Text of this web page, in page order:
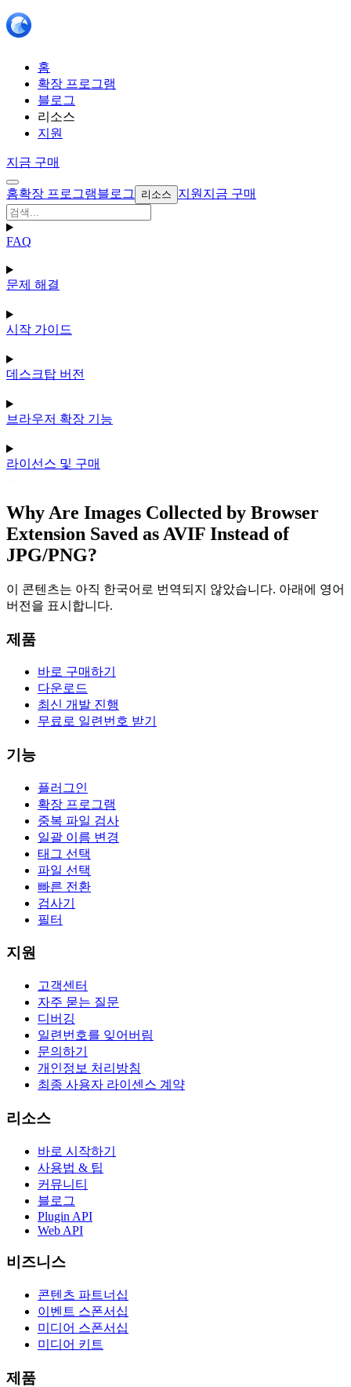
홈
확장 프로그램
블로그
리소스
지원
지금 구매
홈확장 프로그램블로그 리소스 지원 지금 구매
FAQ
문제 해결
시작 가이드
데스크탑 버전
브라우저 확장 기능
라이선스 및 구매
Why Are Images Collected by Browser
Extension Saved as AVIF Instead of
JPG/PNG?
이 콘텐츠는 아직 한국어로 번역되지 않았습니다. 아래에 영어
버전을 표시합니다.
제품
바로 구매하기
다운로드
최신 개발 진행
무료로 일련번호 받기
기능
플러그인
확장 프로그램
중복 파일 검사
일괄 이름 변경
태그 선택
파일 선택
빠른 전환
검사기
필터
지원
고객센터
자주 묻는 질문
디버깅
일련번호를 잊어버림
문의하기
개인정보 처리방침
최종 사용자 라이센스 계약
리소스
바로 시작하기
사용법 & 팁
커뮤니티
블로그
Plugin API
Web API
비즈니스
콘텐츠 파트너십
이벤트 스폰서십
미디어 스폰서십
미디어 키트
제품